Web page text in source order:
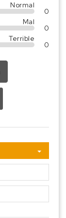
Normal
0
Mal
0
Terrible
0